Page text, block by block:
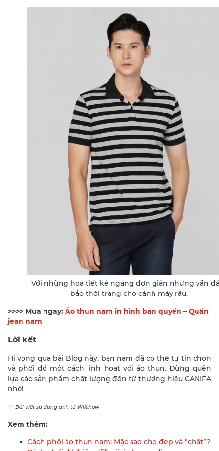
Với những họa tiết kẻ ngang đơn giản nhưng vẫn
bảo thời trang cho cánh mày râu.
>>>> Mua ngay: Áo thun nam in hình bản quyền – Quần
jean nam
Lời kết
Hi vọng qua bài Blog này, bạn nam đã có thể tự tin chọn
và phối đồ một cách linh hoạt với áo thun. Đừng quên
lựa các sản phẩm chất lượng đến từ thương hiệu CANIFA
nhé!
*** Bài viết sử dụng ảnh từ Wikihow
Xem thêm:
Cách phối áo thun nam: Mặc sao cho đẹp và “chất”?